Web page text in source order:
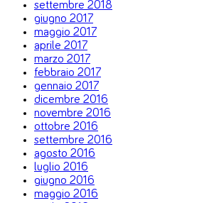
settembre 2018
giugno 2017
maggio 2017
aprile 2017
marzo 2017
febbraio 2017
gennaio 2017
dicembre 2016
novembre 2016
ottobre 2016
settembre 2016
agosto 2016
luglio 2016
giugno 2016
maggio 2016